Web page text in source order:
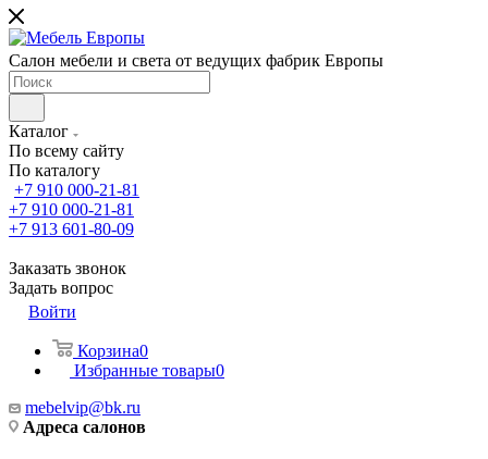
Салон мебели и света от ведущих фабрик Европы
Каталог
По всему сайту
По каталогу
+7 910 000-21-81
+7 910 000-21-81
+7 913 601-80-09
Заказать звонок
Задать вопрос
Войти
Корзина0
Избранные товары0
mebelvip@bk.ru
Адреса салонов